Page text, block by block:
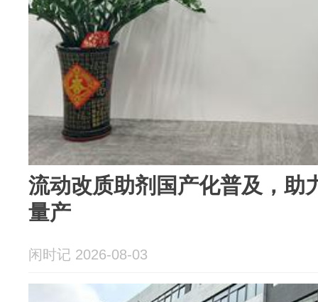
流动改质助剂国产化普及，助
量产
闲时记 2026-08-03